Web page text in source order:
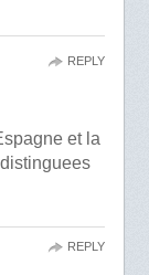
et la
REPLY
REPLY